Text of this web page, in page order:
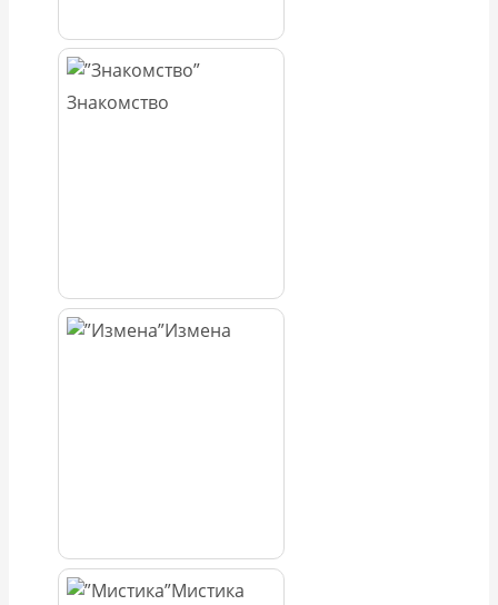
Знакомство
Измена
Мистика